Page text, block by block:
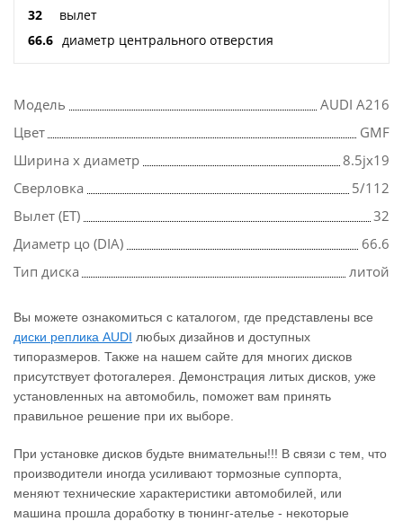
32
вылет
66.6 диаметр центрального отверстия
Модель
AUDI A216
Цвет
GMF
Ширина х диаметр
8.5jx19
Сверловка
5/112
Вылет (ET)
32
Диаметр цо (DIA)
66.6
Тип диска
литой
Вы можете ознакомиться с каталогом, где представлены все
диски реплика AUDI любых дизайнов и доступных
типоразмеров. Также на нашем сайте для многих дисков
присутствует фотогалерея. Демонстрация литых дисков, уже
установленных на автомобиль, поможет вам принять
правильное решение при их выборе.
При установке дисков будьте внимательны!!! В связи с тем, что
производители иногда усиливают тормозные суппорта,
меняют технические характеристики автомобилей, или
машина прошла доработку в тюнинг-ателье - некоторые